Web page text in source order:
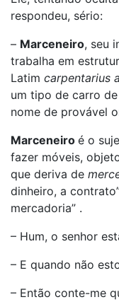
respondeu, sério:
– Marceneiro, seu
trabalha em
Latim carpentarius
um tipo de carro
nome de provável
Marceneiro é o
fazer móveis,
que deriva de
dinheiro, a
mercadoria” .
– Hum, o senhor
– E quando não
– Então conte-me